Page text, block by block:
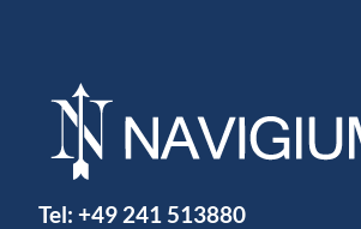
Tel: +49 241 513880